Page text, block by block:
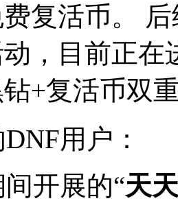
复活币。
，目前正在
+复活币双
用户：
开展的“天